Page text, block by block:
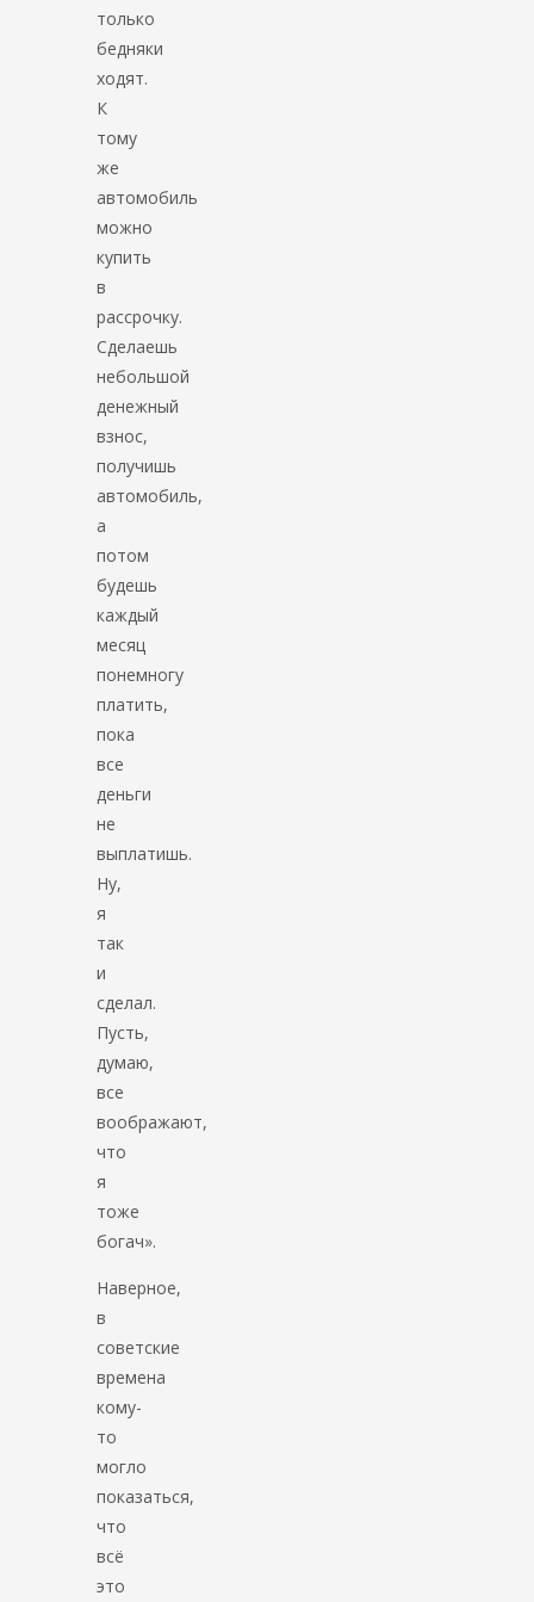
только
бедняки
ходят.
К
тому
же
автомобиль
можно
купить
в
рассрочку.
Сделаешь
небольшой
денежный
взнос,
получишь
автомобиль,
а
потом
будешь
каждый
месяц
понемногу
платить,
пока
все
деньги
не
выплатишь.
Ну,
я
так
и
сделал.
Пусть,
думаю,
все
воображают,
что
я
тоже
богач».
Наверное,
в
советские
времена
кому-
то
могло
показаться,
что
всё
это